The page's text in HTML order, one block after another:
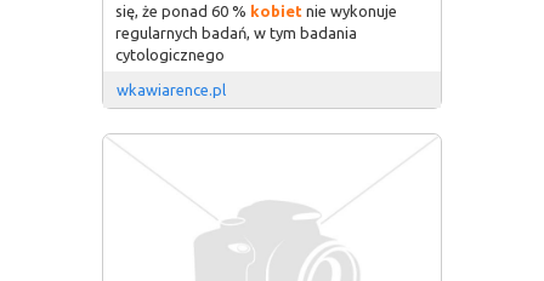
się, że ponad 60 % kobiet nie wykonuje
regularnych badań, w tym badania
cytologicznego
wkawiarence.pl